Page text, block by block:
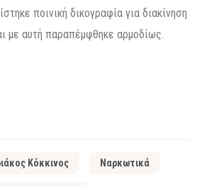
ποινική δικογραφία για διακίνηση
με αυτή παραπέμφθηκε αρμοδίως.
Κόκκινος Ναρκωτικά